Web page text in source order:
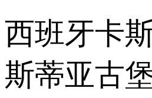
西班牙卡斯
斯蒂亚古